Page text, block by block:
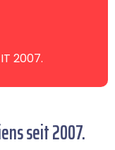
2007.
seit 2007.